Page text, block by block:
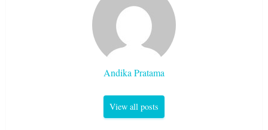
Andika Pratama
View all posts